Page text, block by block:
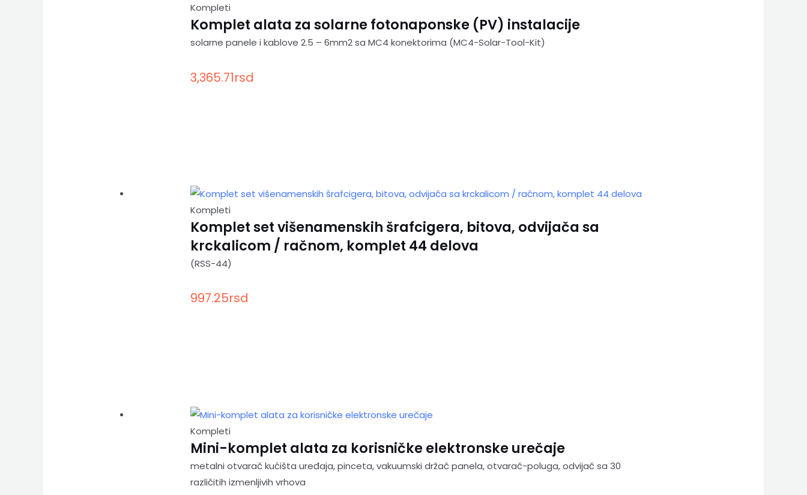
Kompleti
Komplet alata za solarne fotonaponske (PV) instalacije
solarne panele i kablove 2.5 – 6mm2 sa MC4 konektorima (MC4-Solar-Tool-Kit)
3,365.71rsd
Kompleti
Komplet set višenamenskih šrafcigera, bitova, odvijača sa
krckalicom / račnom, komplet 44 delova
(RSS-44)
997.25rsd
Kompleti
Mini-komplet alata za korisničke elektronske urečaje
metalni otvarač kućišta uređaja, pinceta, vakuumski držač panela, otvarač-poluga, odvijač sa 30
različitih izmenljivih vrhova